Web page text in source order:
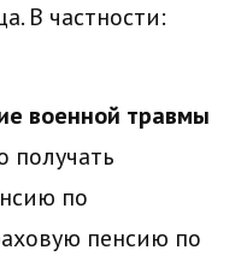
В частности:
военной травмы
получать
по
пенсию по